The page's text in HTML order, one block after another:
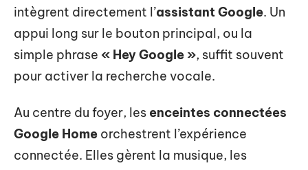
intègrent directement l’assistant Google. Un
appui long sur le bouton principal, ou la
simple phrase « Hey Google », suffit souvent
pour activer la recherche vocale.
Au centre du foyer, les enceintes connectées
Google Home orchestrent l’expérience
connectée. Elles gèrent la musique, les